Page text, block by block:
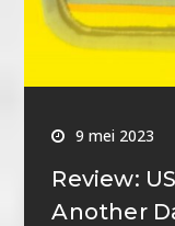
9 mei 2023
Review:
Another